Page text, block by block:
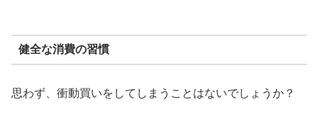
健全な消費の習慣
思わず、衝動買いをしてしまうことはないでしょうか？